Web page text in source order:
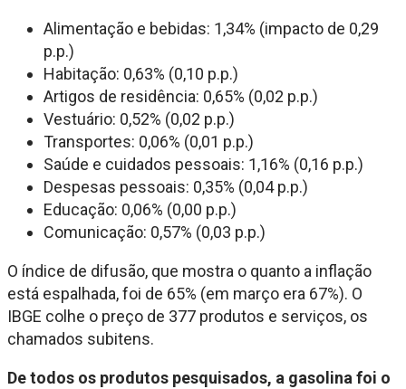
Alimentação e bebidas: 1,34% (impacto de 0,29
p.p.)
Habitação: 0,63% (0,10 p.p.)
Artigos de residência: 0,65% (0,02 p.p.)
Vestuário: 0,52% (0,02 p.p.)
Transportes: 0,06% (0,01 p.p.)
Saúde e cuidados pessoais: 1,16% (0,16 p.p.)
Despesas pessoais: 0,35% (0,04 p.p.)
Educação: 0,06% (0,00 p.p.)
Comunicação: 0,57% (0,03 p.p.)
O índice de difusão, que mostra o quanto a inflação
está espalhada, foi de 65% (em março era 67%). O
IBGE colhe o preço de 377 produtos e serviços, os
chamados subitens.
De todos os produtos pesquisados, a gasolina foi o